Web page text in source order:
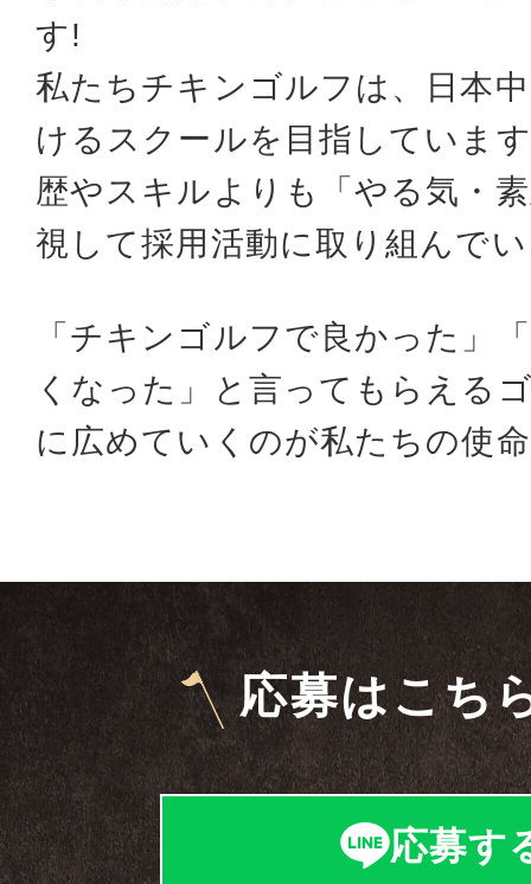
す!
私たちチキンゴルフは、日本
けるスクールを目指していま
歴やスキルよりも「やる気・
視して採用活動に取り組んで
「チキンゴルフで良かった」
くなった」と言ってもらえる
に広めていくのが私たちの使
応募はこち
応募す